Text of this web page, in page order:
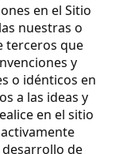
en el Sitio
nuestras o
terceros que
y
o idénticos en
a las ideas y
en el sitio
de